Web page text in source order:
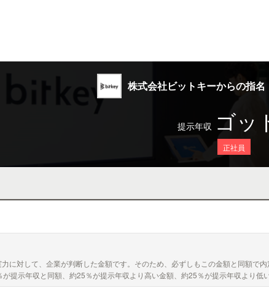
株式会社ビットキーからの指名
提示年収 ゴッ
正社員
に対して、企業が判断した金額です。そのため、必ずしもこの金額と同額で
提示年収と同額、約25％が提示年収より高い金額、約25％が提示年収より低